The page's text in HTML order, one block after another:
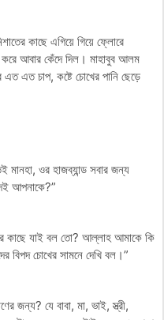
কাছে এগিয়ে গিয়ে ফ্লোরে
আবার কেঁদে দিল। মাহাবুব আলম
এত চাপ, কষ্টে চোখের পানি ছেড়ে
ওর হাজব্যান্ড সবার জন্য
আপনাকে?”
কাছে যাই বল তো? আল্লাহ আমাকে কি
বিপদ চোখের সামনে দেখি বল।”
জন্য? যে বাবা, মা, ভাই, স্ত্রী,